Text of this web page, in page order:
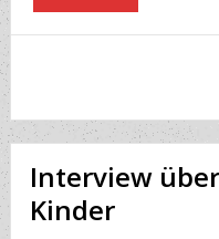
ENGLISCH
VERBESSERN
Interview
Kinder